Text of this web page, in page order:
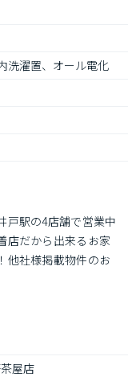
洗濯置、オール電化
戸駅の4店舗で営業中
だから出来るお家
他社様掲載物件のお
屋店